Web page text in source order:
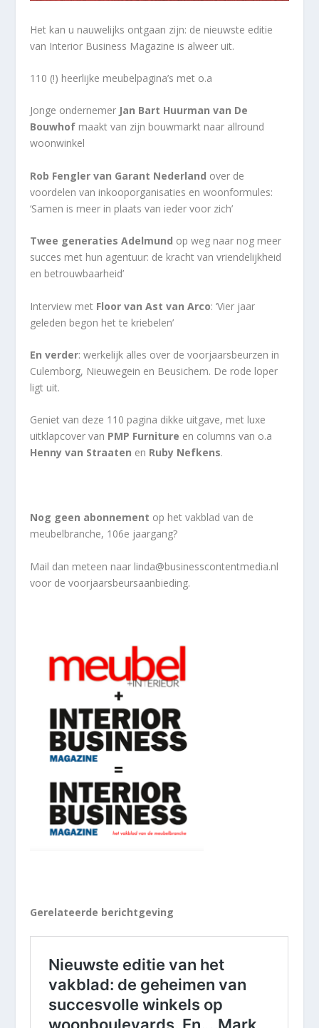
Het kan u nauwelijks ontgaan zijn: de nieuwste editie
van Interior Business Magazine is alweer uit.
110 (!) heerlijke meubelpagina’s met o.a
Jonge ondernemer Jan Bart Huurman van De
Bouwhof maakt van zijn bouwmarkt naar allround
woonwinkel
Rob Fengler van Garant Nederland over de
voordelen van inkooporganisaties en woonformules:
‘Samen is meer in plaats van ieder voor zich’
Twee generaties Adelmund op weg naar nog meer
succes met hun agentuur: de kracht van vriendelijkheid
en betrouwbaarheid’
Interview met Floor van Ast van Arco: ‘Vier jaar
geleden begon het te kriebelen’
En verder: werkelijk alles over de voorjaarsbeurzen in
Culemborg, Nieuwegein en Beusichem. De rode loper
ligt uit.
Geniet van deze 110 pagina dikke uitgave, met luxe
uitklapcover van PMP Furniture en columns van o.a
Henny van Straaten en Ruby Nefkens.
Nog geen abonnement op het vakblad van de
meubelbranche, 106e jaargang?
Mail dan meteen naar linda@businesscontentmedia.nl
voor de voorjaarsbeursaanbieding.
Gerelateerde berichtgeving